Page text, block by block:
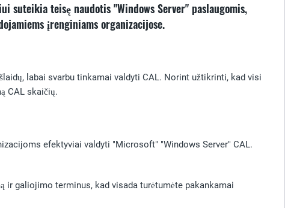
teisę naudotis "Windows Server" paslaugomis,
įrenginiams organizacijose.
labai svarbu tinkamai valdyti CAL. Norint užtikrinti, kad visi
CAL skaičių.
efektyviai valdyti "Microsoft" "Windows Server" CAL.
galiojimo terminus, kad visada turėtumėte pakankamai